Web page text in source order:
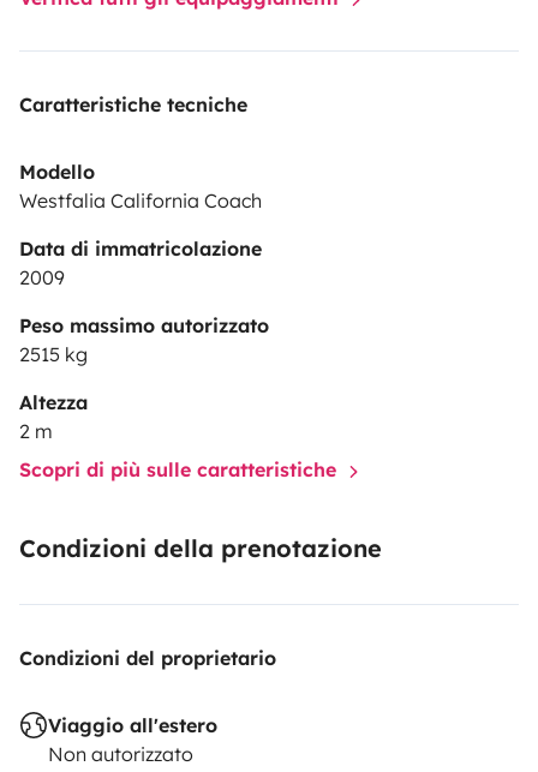
Caratteristiche tecniche
Modello
Westfalia California Coach
Data di immatricolazione
2009
Peso massimo autorizzato
2515 kg
Altezza
2 m
Scopri di più sulle caratteristiche
Condizioni della prenotazione
Condizioni del proprietario
Viaggio all'estero
Non autorizzato